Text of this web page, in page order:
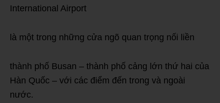
International Airport
là một trong những cửa ngõ quan trọng nối liền
thành phố Busan – thành phố cảng lớn thứ hai của
Hàn Quốc – với các điểm đến trong và ngoài
nước.